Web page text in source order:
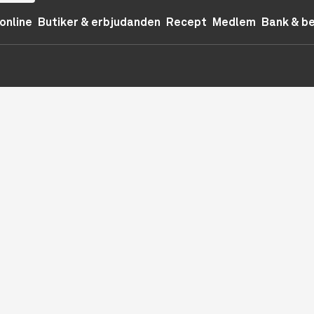
Butiker & erbjudanden Recept Medlem Bank &